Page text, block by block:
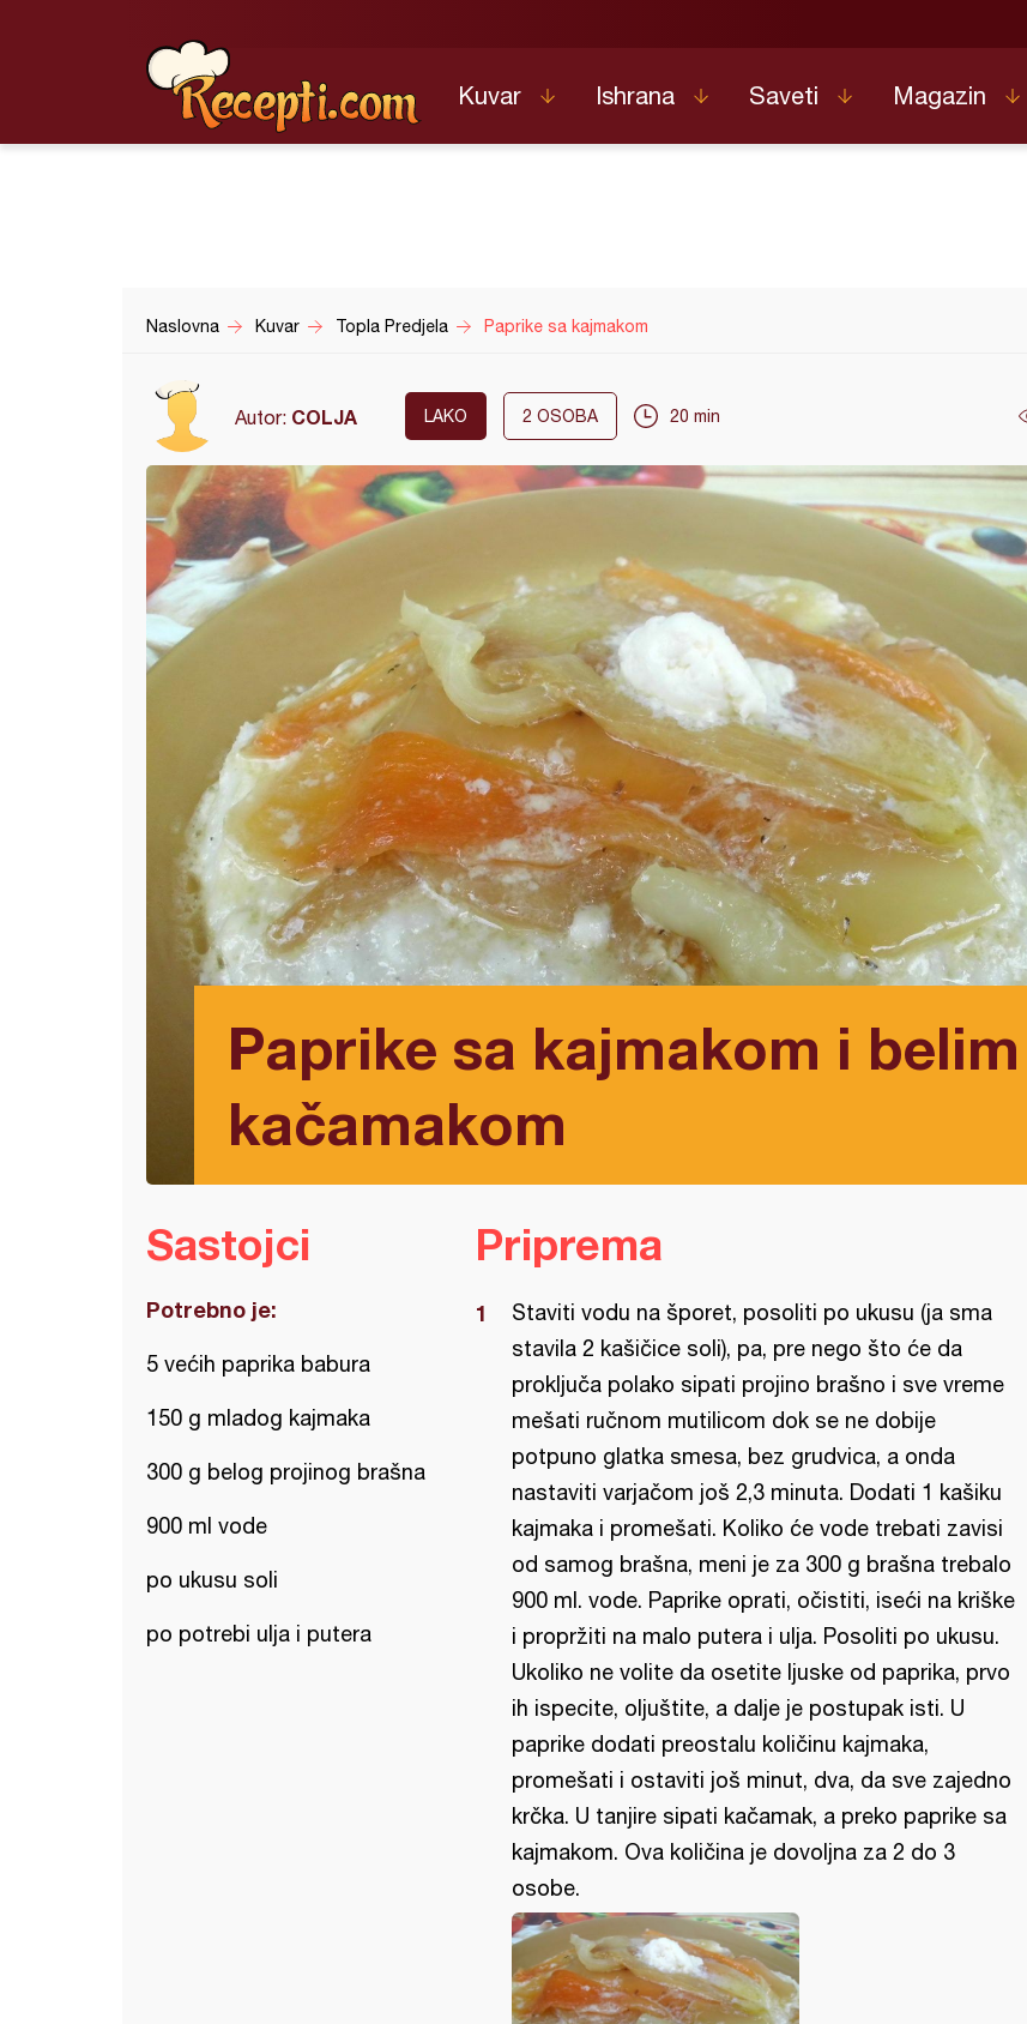
Kuvar Ishrana Saveti Magazin
Naslovna Kuvar Topla Predjela Paprike sa kajmakom
Autor: COLJA LAKO 2 OSOBA 20 min
Paprike sa kajmakom i belim
kačamakom
Sastojci
Potrebno je:
5 većih paprika babura
150 g mladog kajmaka
300 g belog projinog brašna
900 ml vode
po ukusu soli
po potrebi ulja i putera
Priprema
Staviti vodu na šporet, posoliti po ukusu (ja sma
stavila 2 kašičice soli), pa, pre nego što će da
proključa polako sipati projino brašno i sve vreme
mešati ručnom mutilicom dok se ne dobije
potpuno glatka smesa, bez grudvica, a onda
nastaviti varjačom još 2,3 minuta. Dodati 1 kašiku
kajmaka i promešati. Koliko će vode trebati zavisi
od samog brašna, meni je za 300 g brašna trebalo
900 ml. vode. Paprike oprati, očistiti, iseći na kriške
i propržiti na malo putera i ulja. Posoliti po ukusu.
Ukoliko ne volite da osetite ljuske od paprika, prvo
ih ispecite, oljuštite, a dalje je postupak isti. U
paprike dodati preostalu količinu kajmaka,
promešati i ostaviti još minut, dva, da sve zajedno
krčka. U tanjire sipati kačamak, a preko paprike sa
kajmakom. Ova količina je dovoljna za 2 do 3
osobe.